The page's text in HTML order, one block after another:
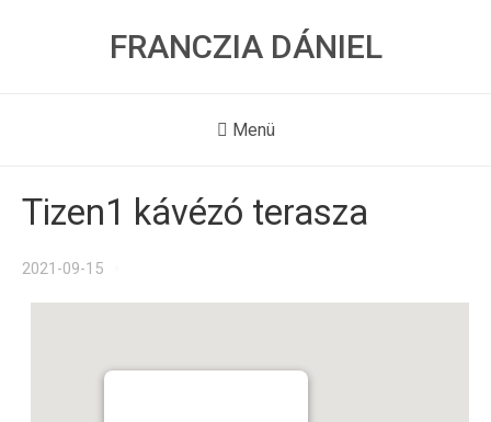
FRANCZIA DÁNIEL
Menü
Tizen1 kávézó terasza
2021-09-15